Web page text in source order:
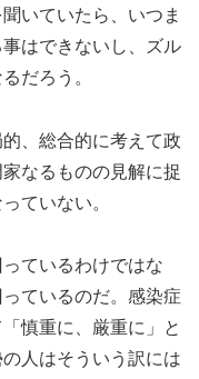
いていたら、いつま
はできないし、ズル
だろう。
、総合的に考えて政
なるものの見解に捉
ていない。
ているわけではな
ているのだ。感染症
慎重に、厳重に」と
人はそういう訳には